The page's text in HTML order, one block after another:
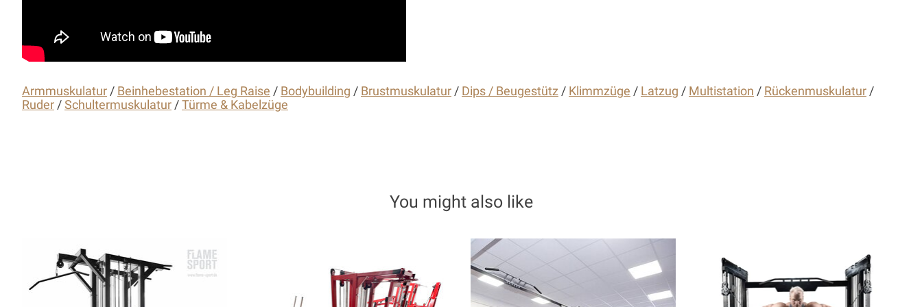
Armmuskulatur / Beinhebestation / Leg Raise / Bodybuilding / Brustmuskulatur / Dips / Beugestütz / Klimmzüge / Latzug / Multistation / Rückenmuskulatur /
Ruder / Schultermuskulatur / Türme & Kabelzüge
You might also like
Product carousel items